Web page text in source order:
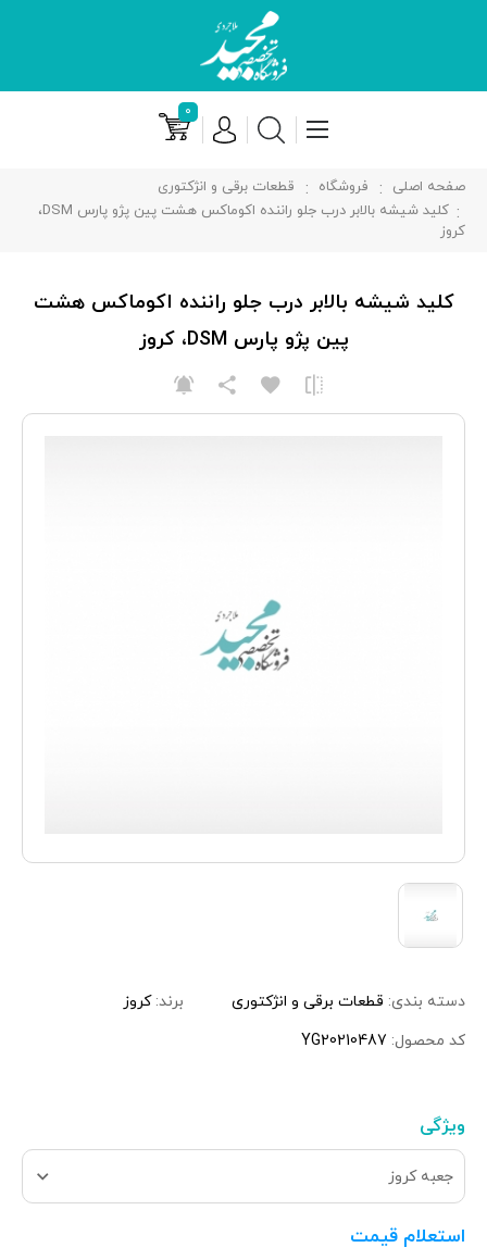
۰
صفحه اصلی فروشگاه
قطعات برقی و انژکتوری
کلید شیشه بالابر درب جلو راننده اکوماکس هشت پین پژو پارس DSM،
کروز
دسته بندی: قطعات برقی و انژکتوری برند:کروز
کد محصول: YG20210487
ویژگی
جعبه کروز
استعلام قیمت
کلید شیشه بالابر درب جلو راننده اکوماکس هشت
پین پژو پارس DSM، کروز